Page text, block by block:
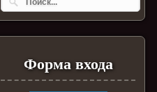
Форма входа